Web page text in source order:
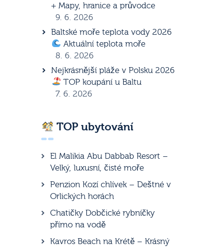
+ Mapy, hranice a průvodce
9. 6. 2026
Baltské moře teplota vody 2026
Aktuální teplota moře
8. 6. 2026
Nejkrásnější pláže v Polsku 2026
TOP koupání u Baltu
7. 6. 2026
TOP ubytování
El Malikia Abu Dabbab Resort –
Velký, luxusní, čisté moře
Penzion Kozí chlívek – Deštné v
Orlických horách
Chatičky Dobčické rybníčky
přímo na vodě
Kavros Beach na Krétě – Krásný